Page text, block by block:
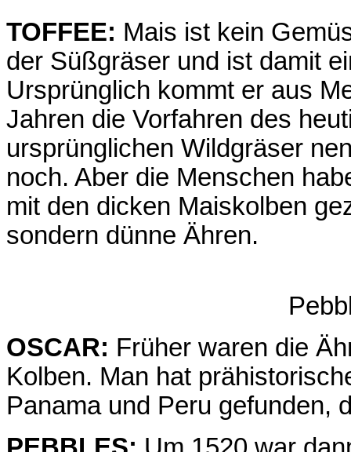
TOFFEE: Mais ist kein
der Süßgräser und ist damit
Ursprünglich kommt er aus
Jahren die Vorfahren des
ursprünglichen Wildgräser
noch. Aber die Menschen
mit den dicken Maiskolben
sondern dünne Ähren.
OSCAR: Früher waren die
Kolben. Man hat
Panama und Peru gefunden,